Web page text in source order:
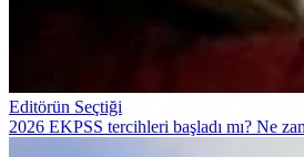
Editörün Seçtiği
2026 EKPSS tercihleri başladı mı? Ne